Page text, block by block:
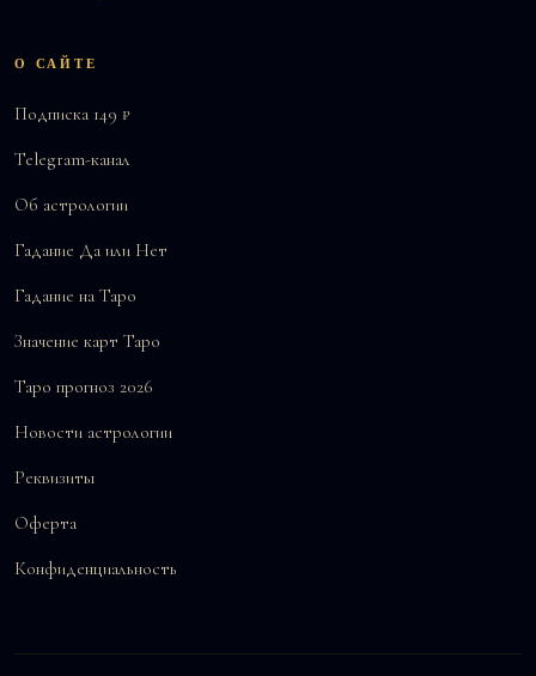
О САЙТЕ
Подписка 149 ₽
Telegram-канал
Об астрологии
Гадание Да или Нет
Гадание на Таро
Значение карт Таро
Таро прогноз 2026
Новости астрологии
Реквизиты
Оферта
Конфиденциальность